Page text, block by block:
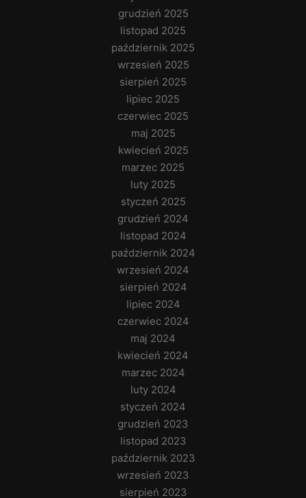
grudzień 2025
listopad 2025
październik 2025
wrzesień 2025
sierpień 2025
lipiec 2025
czerwiec 2025
maj 2025
kwiecień 2025
marzec 2025
luty 2025
styczeń 2025
grudzień 2024
listopad 2024
październik 2024
wrzesień 2024
sierpień 2024
lipiec 2024
czerwiec 2024
maj 2024
kwiecień 2024
marzec 2024
luty 2024
styczeń 2024
grudzień 2023
listopad 2023
październik 2023
wrzesień 2023
sierpień 2023